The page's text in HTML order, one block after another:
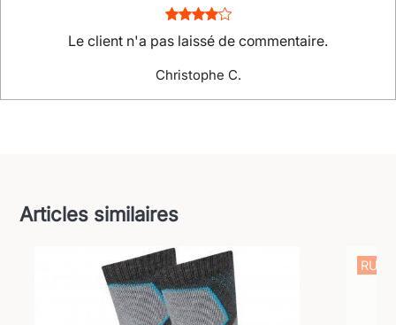
Le client n'a pas laissé de commentaire.
Christophe C.
Articles similaires